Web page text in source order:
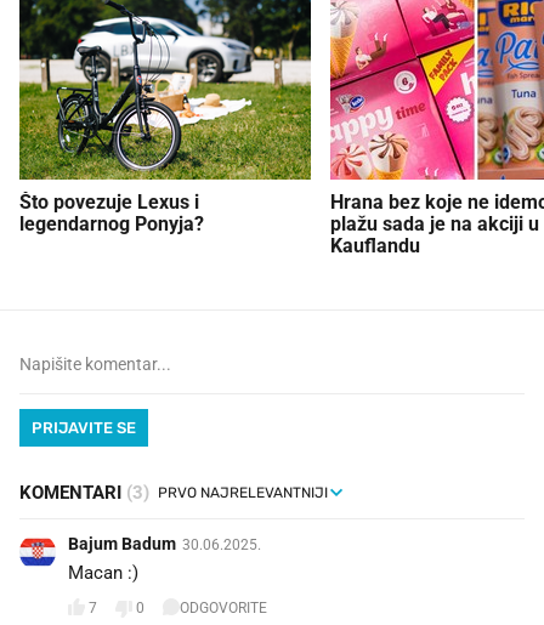
Što povezuje Lexus i
legendarnog Ponyja?
Hrana bez koje ne
plažu sada je na akciji u
Kauflandu
PRIJAVITE SE
KOMENTARI (3)
Bajum Badum 30.06.2025.
Macan :)
7 0 ODGOVORITE